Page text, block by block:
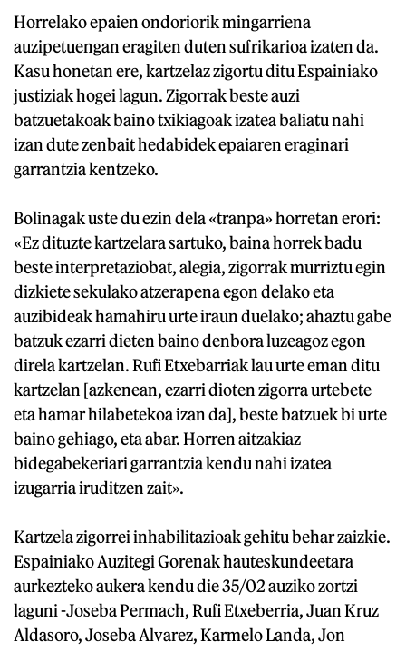
Horrelako epaien ondoriorik mingarriena
auzipetuengan eragiten duten sufrikarioa izaten da.
Kasu honetan ere, kartzelaz zigortu ditu Espainiako
justiziak hogei lagun. Zigorrak beste auzi
batzuetakoak baino txikiagoak izatea baliatu nahi
izan dute zenbait hedabidek epaiaren eraginari
garrantzia kentzeko.
Bolinagak uste du ezin dela «tranpa» horretan erori:
«Ez dituzte kartzelara sartuko, baina horrek badu
beste interpretaziobat, alegia, zigorrak murriztu egin
dizkiete sekulako atzerapena egon delako eta
auzibideak hamahiru urte iraun duelako; ahaztu gabe
batzuk ezarri dieten baino denbora luzeagoz egon
direla kartzelan. Rufi Etxebarriak lau urte eman ditu
kartzelan [azkenean, ezarri dioten zigorra urtebete
eta hamar hilabetekoa izan da], beste batzuek bi urte
baino gehiago, eta abar. Horren aitzakiaz
bidegabekeriari garrantzia kendu nahi izatea
izugarria iruditzen zait».
Kartzela zigorrei inhabilitazioak gehitu behar zaizkie.
Espainiako Auzitegi Gorenak hauteskundeetara
aurkezteko aukera kendu die 35/02 auziko zortzi
laguni -Joseba Permach, Rufi Etxeberria, Juan Kruz
Aldasoro, Joseba Alvarez, Karmelo Landa, Jon